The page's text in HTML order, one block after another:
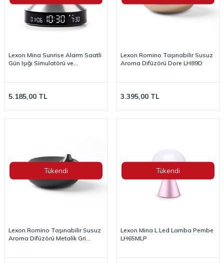
Lexon Mina Sunrise Alarm Saatli
Gün Işığı Simulatörü ve
5.185,00 TL
Lexon Romino Taşınabilir Susuz
Aroma Difüzörü Dore LH89D
3.395,00 TL
Tükendi
Lexon Romino Taşınabilir Susuz
Aroma Difüzörü Metalik Gri
Tükendi
Lexon Mina L Led Lamba Pembe
LH65MLP